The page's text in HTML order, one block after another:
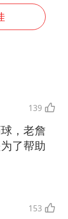
139
，老詹
了帮助
153